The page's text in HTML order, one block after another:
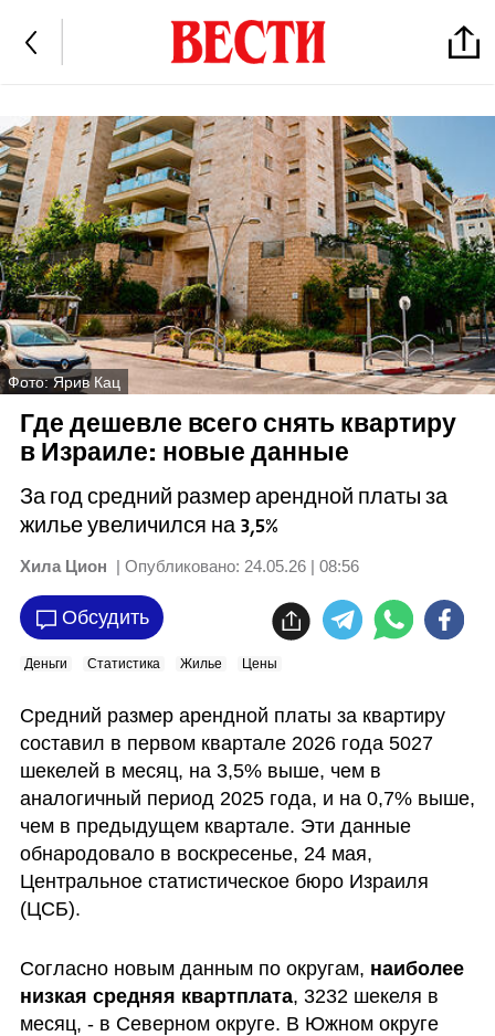
Фото: Ярив Кац
Где дешевле всего снять квартиру
в Израиле: новые данные
За год средний размер арендной платы за
жилье увеличился на 3,5%
Хила Цион | Опубликовано: 24.05.26 | 08:56
Обсудить
Деньги Статистика Жилье Цены
Средний размер арендной платы за квартиру
составил в первом квартале 2026 года 5027
шекелей в месяц, на 3,5% выше, чем в
аналогичный период 2025 года, и на 0,7% выше,
чем в предыдущем квартале. Эти данные
обнародовало в воскресенье, 24 мая,
Центральное статистическое бюро Израиля
(ЦСБ).
Согласно новым данным по округам, наиболее
низкая средняя квартплата, 3232 шекеля в
месяц, - в Северном округе. В Южном округе